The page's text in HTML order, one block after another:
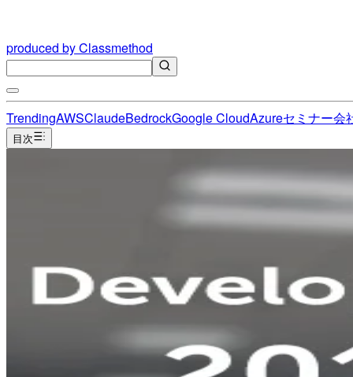
produced by Classmethod
TrendingAWSClaudeBedrockGoogle CloudAzureセミナー会
目次